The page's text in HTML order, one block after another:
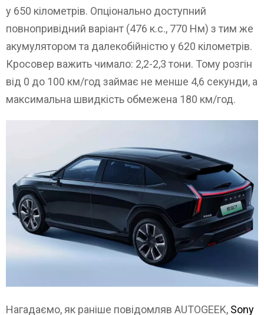
у 650 кілометрів. Опціонально доступний
повнопривідний варіант (476 к.с., 770 Нм) з тим же
акумулятором та далекобійністю у 620 кілометрів.
Кросовер важить чимало: 2,2-2,3 тони. Тому розгін
від 0 до 100 км/год займає не менше 4,6 секунди, а
максимальна швидкість обмежена 180 км/год.
Нагадаємо, як раніше повідомляв AUTOGEEK, Sony